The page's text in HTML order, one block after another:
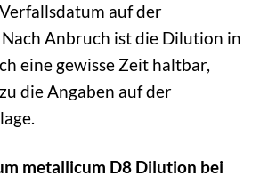
auf der
Anbruch ist die Dilution in
eine gewisse Zeit haltbar,
die Angaben auf der
metallicum D8 Dilution bei